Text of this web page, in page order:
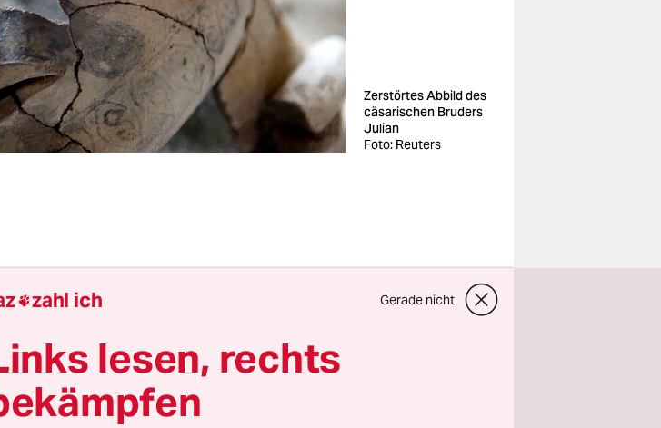
Zerstörtes Abbild des
cäsarischen Bruders
Julian
Foto: Reuters
Vize-Ministerpräsident, der
Antisemit! Das offenbarte die
Wochenende, nachdem sie ein
ausgegraben hatte mit
zahl ich Gerade nicht
lesen, rechts